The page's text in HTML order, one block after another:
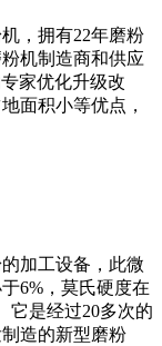
，拥有22年磨粉
机制造商和供应
家优化升级改
面积小等优点，
加工设备，此微
6%，莫氏硬度在
它是经过20多次的
造的新型磨粉